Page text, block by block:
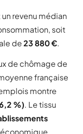
revenu médian
soit
de23 880 €.
de chômage de
française
montre
%). Le tissu